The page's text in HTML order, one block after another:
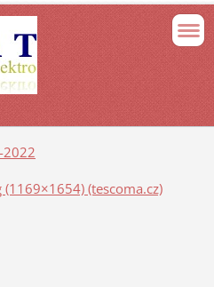
2022
(1169×1654) (tescoma.cz)